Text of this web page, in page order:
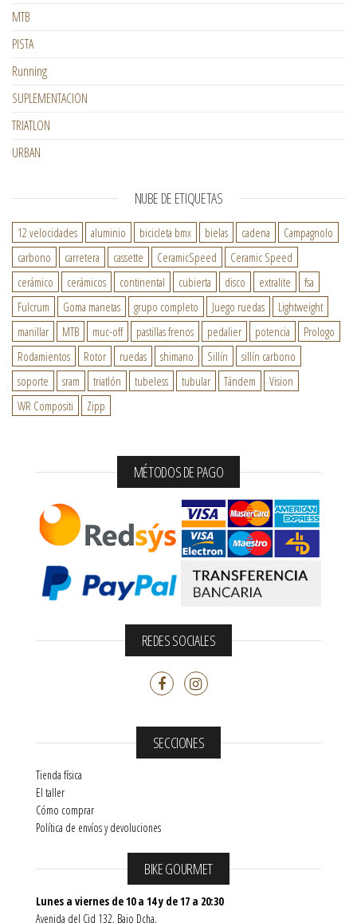
MTB
PISTA
Running
SUPLEMENTACION
TRIATLON
URBAN
NUBE DE ETIQUETAS
12 velocidades aluminio bicicleta bmx bielas cadena
Campagnolo
carbono
carretera cassette CeramicSpeed
Ceramic Speed
cerámico
cerámicos continental cubierta disco extralite
fsa
Fulcrum
Goma manetas grupo completo Juego ruedas
Lightweight
manillar
MTB muc-off pastillas frenos pedalier potencia
Prologo
Rodamientos
Rotor ruedas shimano Sillín
sillín carbono
soporte
sram triatlón tubeless tubular Tándem
Vision
WR Compositi
Zipp
MÉTODOS DE PAGO
REDES SOCIALES
SECCIONES
Tienda física
El taller
Cómo comprar
Política de envíos y devoluciones
BIKE GOURMET
Lunes a viernes de 10 a 14 y de 17 a 20:30
Avenida del Cid 132, Bajo Dcha.